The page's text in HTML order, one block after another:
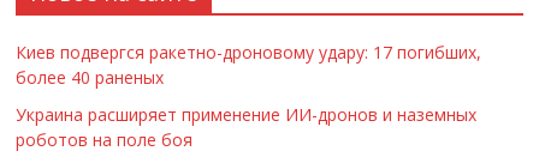
Киев подвергся ракетно-дроновому удару: 17 погибших,
более 40 раненых
Украина расширяет применение ИИ-дронов и наземных
роботов на поле боя